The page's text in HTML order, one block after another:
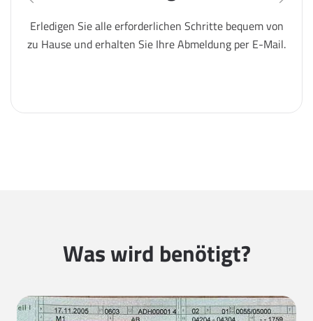
Erledigen Sie alle erforderlichen Schritte bequem von
zu Hause und erhalten Sie Ihre Abmeldung per E-Mail.
Was wird benötigt?